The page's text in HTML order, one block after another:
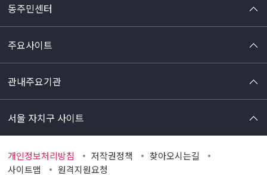
동주민센터
주요사이트
관내주요기관
서울 자치구 사이트
개인정보처리방침 저작권정책
찾아오시는길
사이트맵
원격지원요청